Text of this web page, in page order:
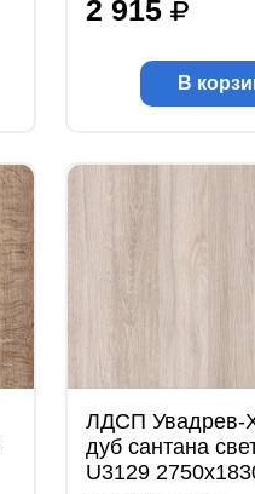
2 915
В
ЛДСП Увадрев-
дуб сантана
U3129